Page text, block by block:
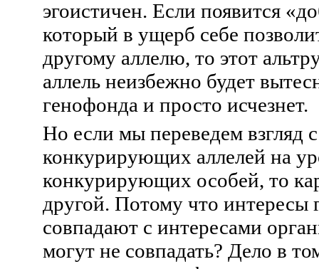
эгоистичен. Если появится
который в ущерб себе
другому аллелю, то этот
аллель неизбежно будет
генофонда и просто исчезнет.
Но если мы переведем взгляд
конкурирующих аллелей на
конкурирующих особей, то
другой. Потому что интересы
совпадают с интересами
могут не совпадать? Дело в